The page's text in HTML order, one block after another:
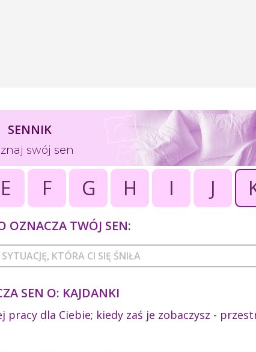
SENNIK
swój sen
E F G H I J
OZNACZA TWÓJ SEN:
SEN O: KAJDANKI
dla Ciebie; kiedy zaś je zobaczysz -